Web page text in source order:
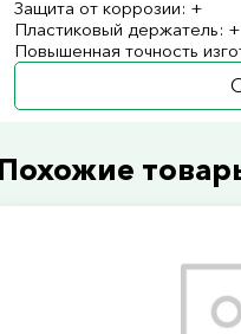
Защита от коррозии: +
Пластиковый держатель: +
Повышенная точность